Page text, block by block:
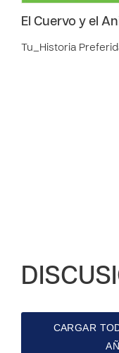
El Cuervo y el
Tu_Historia
CARGAR